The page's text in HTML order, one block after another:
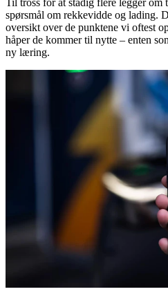
Til tross for at stadig flere legger
spørsmål om rekkevidde og lading.
oversikt over de punktene vi oftest
håper de kommer til nytte – enten
ny læring.